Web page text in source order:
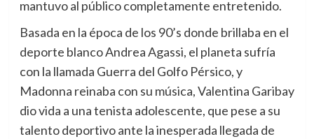
mantuvo al público completamente entretenido.
Basada en la época de los 90’s donde brillaba en el
deporte blanco Andrea Agassi, el planeta sufría
con la llamada Guerra del Golfo Pérsico, y
Madonna reinaba con su música, Valentina Garibay
dio vida a una tenista adolescente, que pese a su
talento deportivo ante la inesperada llegada de